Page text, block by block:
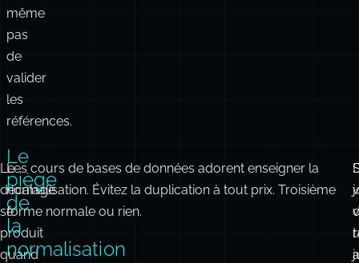
même
pas
de
valider
les
références.
Le
décalage
se
produit
quand
Le
piège
de
la
normalisation
Les cours de bases de données adorent enseigner la
normalisation. Évitez la duplication à tout prix. Troisième
forme normale ou rien.